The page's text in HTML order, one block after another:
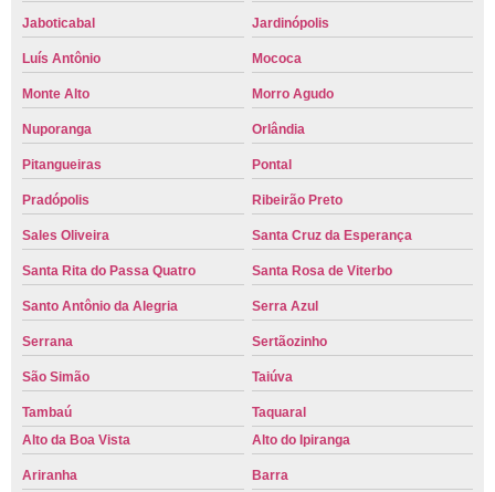
Jaboticabal Jardinópolis
Luís Antônio Mococa
Monte Alto Morro Agudo
Nuporanga Orlândia
Pitangueiras Pontal
Pradópolis Ribeirão Preto
Sales Oliveira Santa Cruz da Esperança
Santa Rita do Passa Quatro Santa Rosa de Viterbo
Santo Antônio da Alegria Serra Azul
Serrana Sertãozinho
São Simão Taiúva
Tambaú
Taquaral
Alto da Boa Vista
Alto do Ipiranga
Ariranha Barra